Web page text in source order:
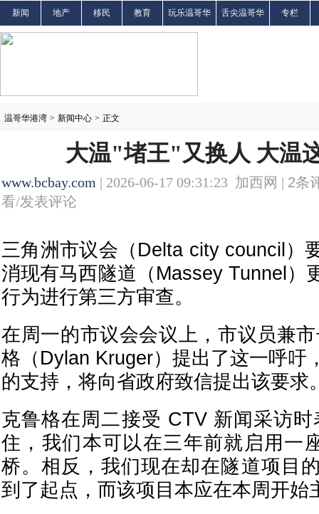
新闻 地产 移民 教育 玩乐温哥华 舌尖温哥华 专栏
温哥华港湾 > 新闻中心 > 正文
大温"堵王"又换人 大温
www.bcbay.com | 2026-06-17 09:31:23 加西网 | 2条
看/发表评论
三角洲市议会（Delta city council）
消现有马西隧道（Massey Tunnel）
行为进行第三方审查。
在周一的市议会会议上，市议员兼
格（Dylan Kruger）提出了这一呼吁
的支持，将向省政府致信提出该要求
克鲁格在周二接受 CTV 新闻采访时
住，我们本可以在三年前就启用一
桥。相反，我们现在却在隧道项目
到了起点，而该项目本应在本周开始